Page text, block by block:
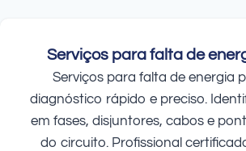
Serviços para falta de
Serviços para falta de energia
diagnóstico rápido e preciso.
em fases, disjuntores, cabos e
do circuito. Profissional